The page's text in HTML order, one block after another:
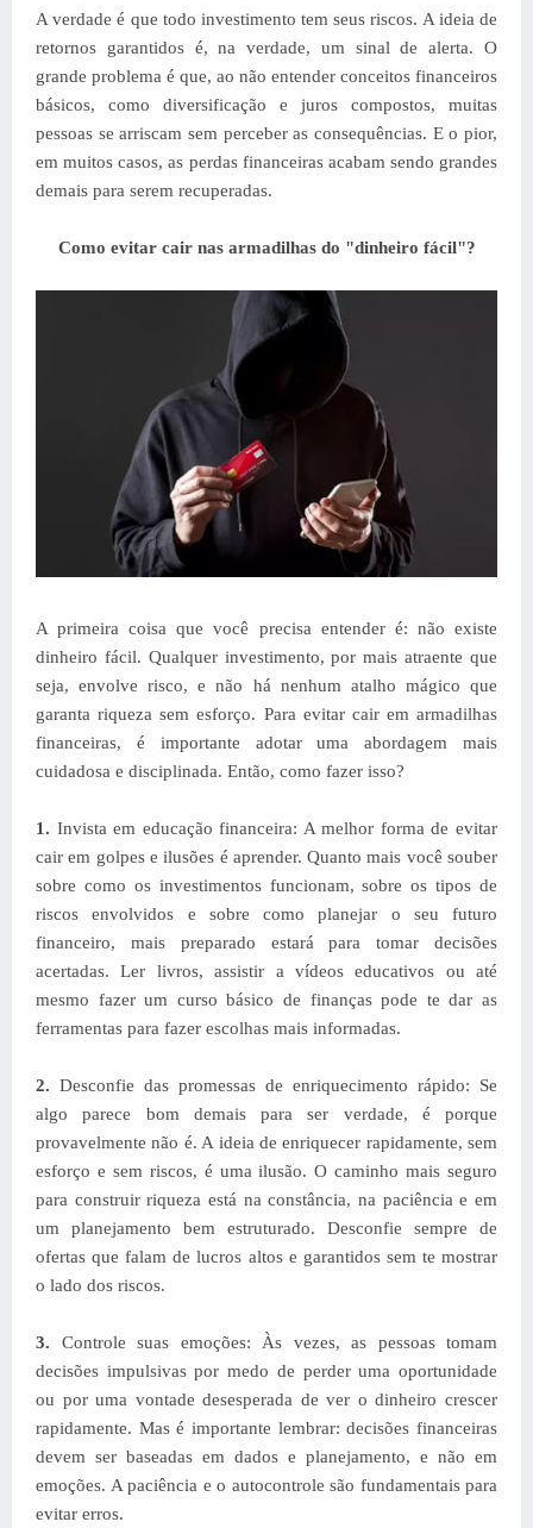
A verdade é que todo investimento tem seus riscos. A ideia de
retornos garantidos é, na verdade, um sinal de alerta. O
grande problema é que, ao não entender conceitos financeiros
básicos, como diversificação e juros compostos, muitas
pessoas se arriscam sem perceber as consequências. E o pior,
em muitos casos, as perdas financeiras acabam sendo grandes
demais para serem recuperadas.
Como evitar cair nas armadilhas do "dinheiro fácil"?
A primeira coisa que você precisa entender é: não existe
dinheiro fácil. Qualquer investimento, por mais atraente que
seja, envolve risco, e não há nenhum atalho mágico que
garanta riqueza sem esforço. Para evitar cair em armadilhas
financeiras, é importante adotar uma abordagem mais
cuidadosa e disciplinada. Então, como fazer isso?
1. Invista em educação financeira: A melhor forma de evitar
cair em golpes e ilusões é aprender. Quanto mais você souber
sobre como os investimentos funcionam, sobre os tipos de
riscos envolvidos e sobre como planejar o seu futuro
financeiro, mais preparado estará para tomar decisões
acertadas. Ler livros, assistir a vídeos educativos ou até
mesmo fazer um curso básico de finanças pode te dar as
ferramentas para fazer escolhas mais informadas.
2. Desconfie das promessas de enriquecimento rápido: Se
algo parece bom demais para ser verdade, é porque
provavelmente não é. A ideia de enriquecer rapidamente, sem
esforço e sem riscos, é uma ilusão. O caminho mais seguro
para construir riqueza está na constância, na paciência e em
um planejamento bem estruturado. Desconfie sempre de
ofertas que falam de lucros altos e garantidos sem te mostrar
o lado dos riscos.
3. Controle suas emoções: Às vezes, as pessoas tomam
decisões impulsivas por medo de perder uma oportunidade
ou por uma vontade desesperada de ver o dinheiro crescer
rapidamente. Mas é importante lembrar: decisões financeiras
devem ser baseadas em dados e planejamento, e não em
emoções. A paciência e o autocontrole são fundamentais para
evitar erros.